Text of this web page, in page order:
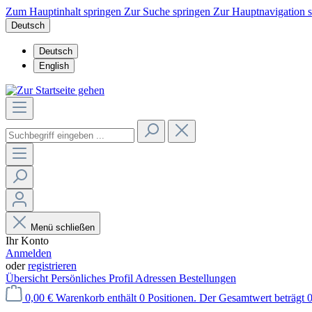
Zum Hauptinhalt springen Zur Suche springen Zur Hauptnavigation
Deutsch
Deutsch
English
Menü schließen
Ihr Konto
Anmelden
oderregistrieren
Übersicht Persönliches Profil Adressen Bestellungen
0,00 € Warenkorb enthält 0 Positionen. Der Gesamtwert beträgt